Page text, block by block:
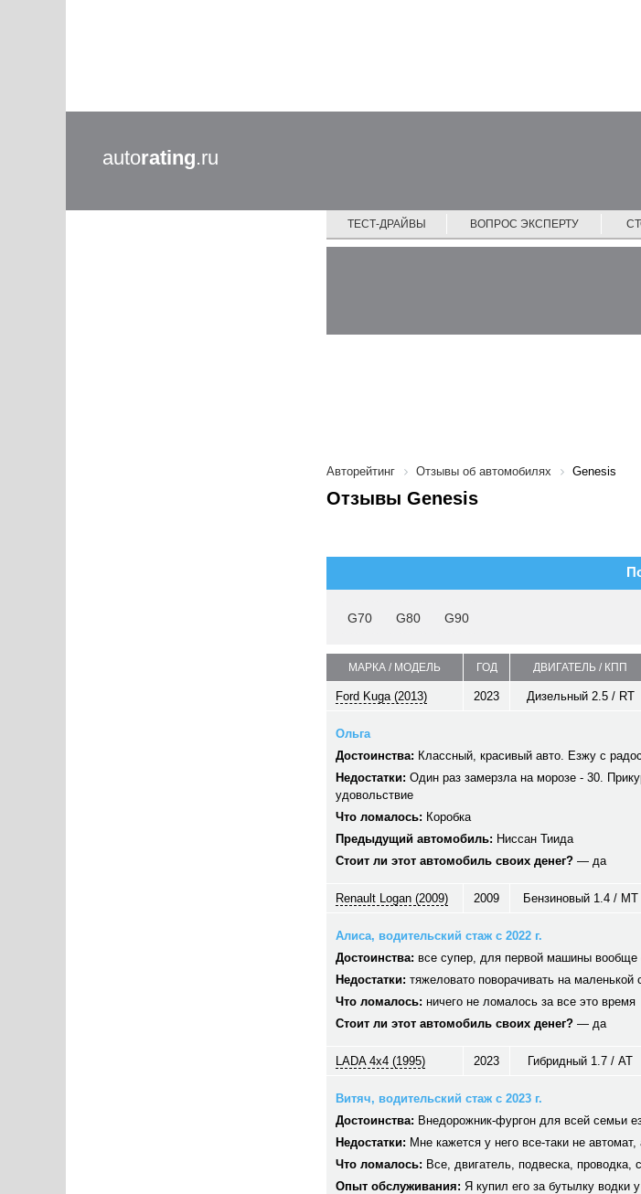
autorating.ru
ТЕСТ-ДРАЙВЫ ВОПРОС ЭКСПЕРТУ
Авторейтинг Отзывы об автомобилях Genesis
Отзывы Genesis
G70 G80 G90
МАРКА / МОДЕЛЬ ГОД ДВИГАТЕЛЬ / КПП
Ford Kuga (2013) 2023 Дизельный 2.5 / RT
Ольга
Достоинства: Классный, красивый авто. Езжу с
Недостатки: Один раз замерзла на морозе - 30.
удовольствие
Что ломалось: Коробка
Предыдущий автомобиль: Ниссан Тиида
Стоит ли этот автомобиль своих денег? — да
Renault Logan (2009) 2009 Бензиновый 1.4 / MT
Алиса, водительский стаж с 2022 г.
Достоинства: все супер, для первой машины вообще
Недостатки: тяжеловато поворачивать на
Что ломалось: ничего не ломалось за все это время
Стоит ли этот автомобиль своих денег? — да
LADA 4x4 (1995) 2023 Гибридный 1.7 / AT
Витяч, водительский стаж с 2023 г.
Достоинства: Внедорожник-фургон для всей семьи
Недостатки: Мне кажется у него все-таки не
Что ломалось: Все, двигатель, подвеска, проводка,
Опыт обслуживания: Я купил его за бутылку водки